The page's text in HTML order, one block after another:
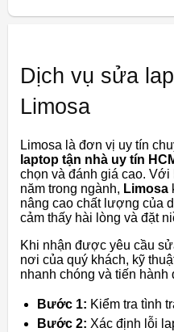
Dịch vụ sửa
Limosa
Limosa là đơn vị uy tín
laptop tận nhà uy tín
chọn và đánh giá cao.
năm trong ngành, Limosa
nâng cao chất lượng của
cảm thấy hài lòng và đặt
Khi nhận được yêu cầu
nơi của quý khách, kỹ
nhanh chóng và tiến
Bước 1: Kiểm tra tình
Bước 2: Xác định lỗi